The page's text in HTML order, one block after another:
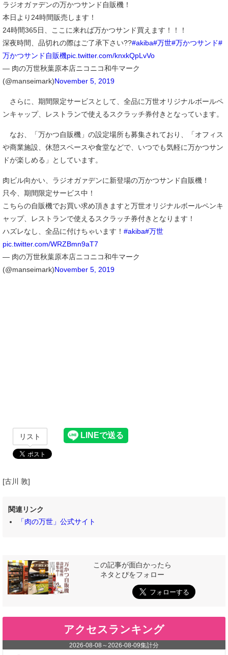
ラジオガァデンの万かつサンド自販機！
本日より24時間販売します！
24時間365日、ここに来れば万かつサンド買えます！！！
深夜時間、品切れの際はご了承下さい??#akiba#万世#万かつサンド#
万かつサンド自販機pic.twitter.com/knxkQpLvVo
— 肉の万世秋葉原本店ニコニコ和牛マーク
(@manseimark)November 5, 2019
さらに、期間限定サービスとして、全品に万世オリジナルボールペ
ンキャップ、レストランで使えるスクラッチ券付きとなっています。
なお、「万かつ自販機」の設定場所も募集されており、「オフィス
や商業施設、休憩スペースや食堂などで、いつでも気軽に万かつサン
ドが楽しめる」としています。
肉ビル向かい、ラジオガァデンに新登場の万かつサンド自販機！
只今、期間限定サービス中！
こちらの自販機でお買い求め頂きますと万世オリジナルボールペンキ
ャップ、レストランで使えるスクラッチ券付きとなります！
ハズレなし、全品に付けちゃいます！ #akiba#万世
pic.twitter.com/WRZBmn9aT7
— 肉の万世秋葉原本店ニコニコ和牛マーク
(@manseimark)November 5, 2019
リスト
[古川 敦]
関連リンク
「肉の万世」公式サイト
この記事が面白かったら
ネタとぴをフォロー
アクセスランキング
2026-08-08 ～2026-08-09集計分